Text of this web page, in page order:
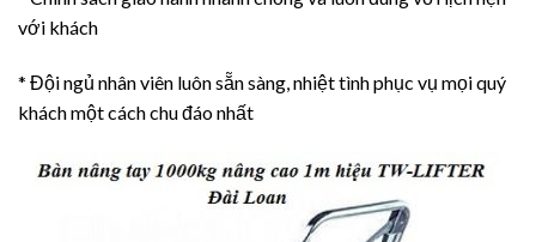
với khách
* Đội ngủ nhân viên luôn sẵn sàng, nhiệt tình phục vụ mọi quý
khách một cách chu đáo nhất